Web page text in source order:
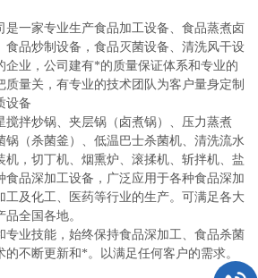
是一家专业生产食品加工设备、食品蒸煮卤
食品炒制设备，食品灭菌设备、清洗风干设
企业，公司建有*的质量保证体系和专业的
质量关，有专业的技术团队为客户量身定制
设备
搅拌炒锅、夹层锅（卤煮锅）、压力蒸煮
锅（杀菌釜）、低温巴士杀菌机、清洗流水
机，切丁机、烟熏炉、滚揉机、斩拌机、盐
食品深加工设备，广泛应用于各种食品深加
工及化工、医药等行业的生产。可满足各大
全国各地。
专业技能，始终保持食品深加工、食品杀菌
不断更新和*。以满足任何客户的需求。